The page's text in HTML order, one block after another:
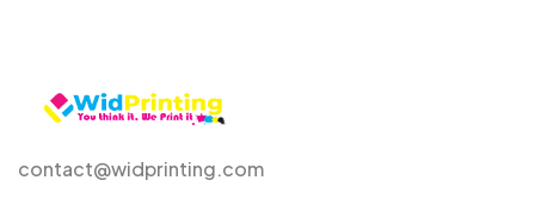
contact@widprinting.com